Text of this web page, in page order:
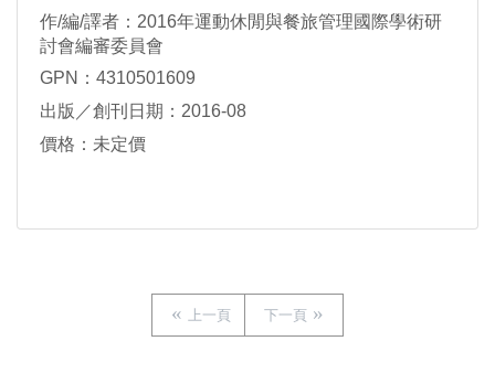
作/編/譯者：2016年運動休閒與餐旅管理國際學術研
討會編審委員會
GPN：4310501609
出版／創刊日期：2016-08
價格：未定價
上一頁 下一頁